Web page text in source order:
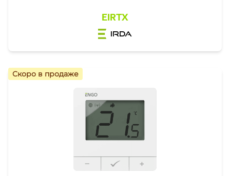
EIRTX
irda
Скоро в продаже